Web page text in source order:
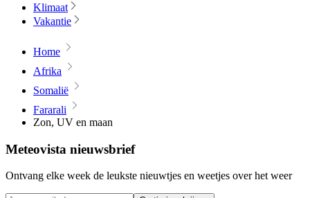
Klimaat
Vakantie
Home
Afrika
Somalië
Fararali
Zon, UV en maan
Meteovista nieuwsbrief
Ontvang elke week de leukste nieuwtjes en weetjes over het weer